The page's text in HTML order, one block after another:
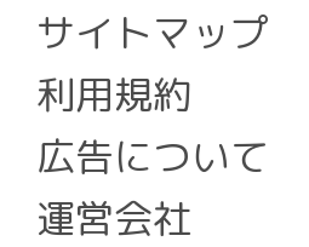
サイトマップ
利用規約
広告について
運営会社